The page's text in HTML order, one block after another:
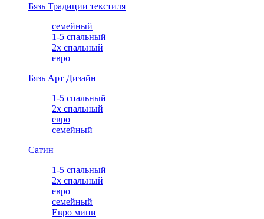
Бязь Традиции текстиля
семейный
1-5 спальный
2х спальный
евро
Бязь Арт Дизайн
1-5 спальный
2х спальный
евро
семейный
Сатин
1-5 спальный
2х спальный
евро
семейный
Евро мини